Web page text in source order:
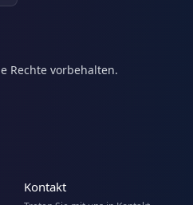
Rechte vorbehalten.
Kontakt